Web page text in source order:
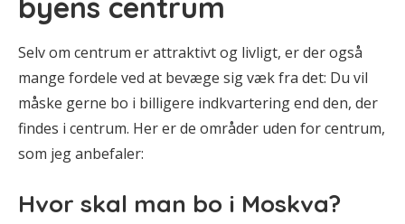
byens centrum
Selv om centrum er attraktivt og livligt, er der også
mange fordele ved at bevæge sig væk fra det: Du vil
måske gerne bo i billigere indkvartering end den, der
findes i centrum. Her er de områder uden for centrum,
som jeg anbefaler:
Hvor skal man bo i Moskva?